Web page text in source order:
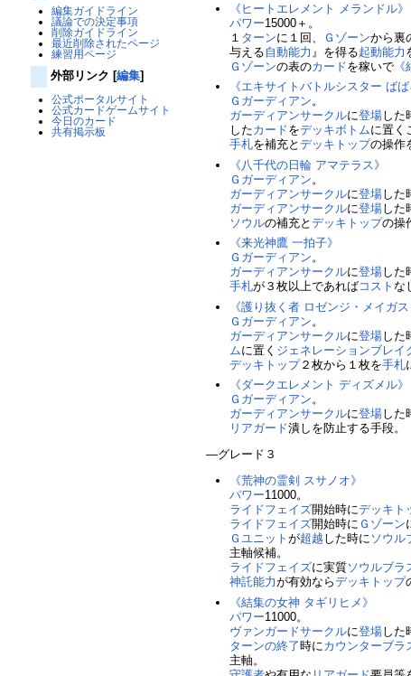
編集ガイドライン
議論での決定事項
削除ガイドライン
最近削除されたページ
練習用ページ
外部リンク [編集]
公式ポータルサイト
公式カードゲームサイト
今日のカード
共有掲示板
《ヒートエレメント メランドル》
パワー15000＋。
１ ターンに１回、 Ｇゾーンから裏
与える自動能力 』を得る起動能力
Ｇゾーンの表のカードを稼いで
《エキサイトバトルシスター ばば
Ｇガーディアン。
ガーディアンサークルに登場した
したカードをデッキボトムに置く
手札を補充とデッキトップの操作
《八千代の日輪 アマテラス》
Ｇガーディアン 。
ガーディアンサークルに登場した
ガーディアンサークルに登場した
ソウルの補充とデッキトップの操
《来光神鷹 一拍子》
Ｇガーディアン。
ガーディアンサークルに登場した
手札が３枚以上であればコストな
《護り抜く者 ロゼンジ・メイガ
Ｇガーディアン 。
ガーディアンサークルに登場した
ムに置く ジェネレーションブレイ
デッキトップ２枚から１枚を手札
《ダークエレメント ディズメル》
Ｇガーディアン。
ガーディアンサークルに登場した
リアガード潰しを防止する手段。
―グレード３
《荒神の霊剣 スサノオ》
パワー11000。
ライドフェイズ開始時にデッキト
ライドフェイズ開始時に Ｇゾーン
Ｇユニットが超越 した時に ソウル
主軸候補。
ライドフェイズに実質ソウルブラ
神託能力が有効ならデッキトップ
《結集の女神 タギリヒメ》
パワー11000。
ヴァンガードサークルに登場した
ターンの終了時にカウンターブラ
主軸。